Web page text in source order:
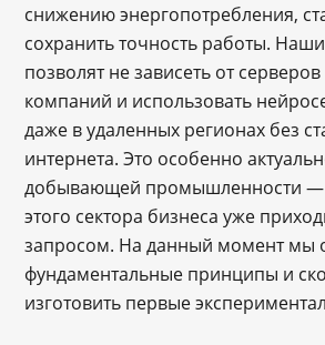
снижению энергопотребления,
сохранить точность работы.
позволят не зависеть от
компаний и использовать
даже в удаленных регионах без
интернета. Это особенно
добывающей промышленности —
этого сектора бизнеса уже
запросом. На данный момент мы
фундаментальные принципы и
изготовить первые